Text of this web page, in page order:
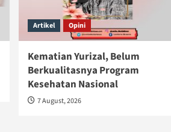
Artikel Opini
Kematian Yurizal, Belum
Berkualitasnya Program
Kesehatan Nasional
7 August, 2026